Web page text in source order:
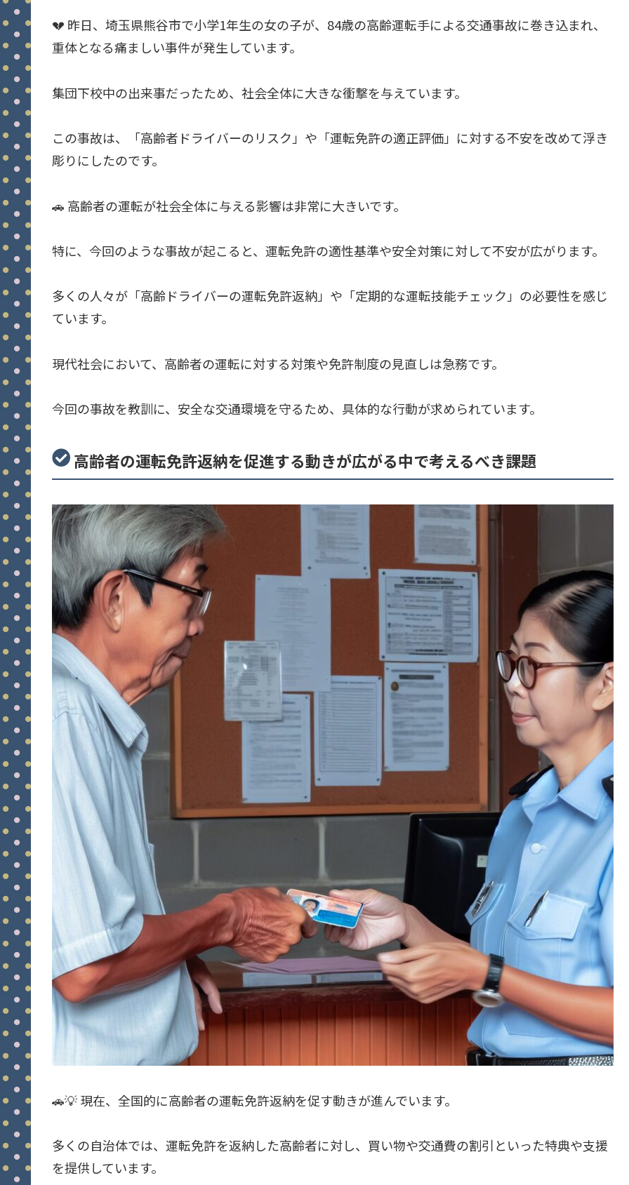
💔 昨日、埼玉県熊谷市で小学1年生の女の子が、84歳の高齢運転手による交通事故に巻き込まれ、
重体となる痛ましい事件が発生しています。
集団下校中の出来事だったため、社会全体に大きな衝撃を与えています。
この事故は、「高齢者ドライバーのリスク」や「運転免許の適正評価」に対する不安を改めて浮き
彫りにしたのです。
🚗 高齢者の運転が社会全体に与える影響は非常に大きいです。
特に、今回のような事故が起こると、運転免許の適性基準や安全対策に対して不安が広がります。
多くの人々が「高齢ドライバーの運転免許返納」や「定期的な運転技能チェック」の必要性を感じ
ています。
現代社会において、高齢者の運転に対する対策や免許制度の見直しは急務です。
今回の事故を教訓に、安全な交通環境を守るため、具体的な行動が求められています。
高齢者の運転免許返納を促進する動きが広がる中で考えるべき課題
🚗💡 現在、全国的に高齢者の運転免許返納を促す動きが進んでいます。
多くの自治体では、運転免許を返納した高齢者に対し、買い物や交通費の割引といった特典や支援
を提供しています。